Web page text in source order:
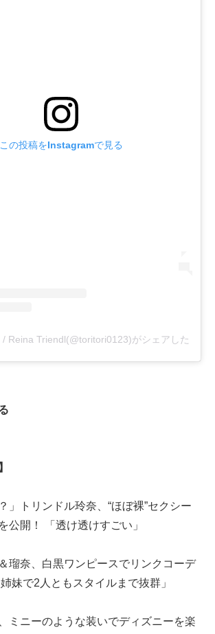
この投稿をInstagramで見る
/ Reina Triendl(@toritori0123)がシェアした投稿
」トリンドル玲奈、“ほぼ裸”セクシー
公開！ 「透け透けすごい」
瑠奈、白黒ワンピースでリンクコーデ
妹で2人ともスタイルまで抜群」
ミニーのような装いでディズニーを楽